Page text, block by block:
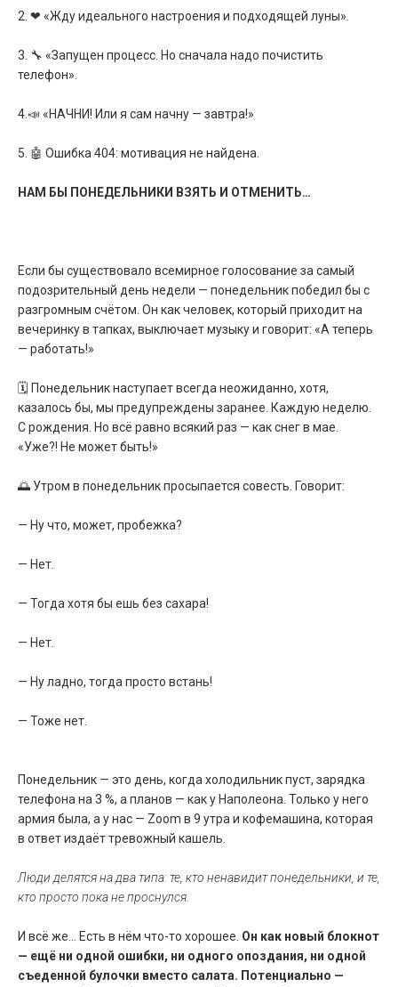
2. ❤ «Жду идеального настроения и подходящей луны».
3. 🔧 «Запущен процесс. Но сначала надо почистить
телефон».
4.📣 «НАЧНИ! Или я сам начну — завтра!»
5. 🤖 Ошибка 404: мотивация не найдена.
НАМ БЫ ПОНЕДЕЛЬНИКИ ВЗЯТЬ И ОТМЕНИТЬ…
Если бы существовало всемирное голосование за самый
подозрительный день недели — понедельник победил бы с
разгромным счётом. Он как человек, который приходит на
вечеринку в тапках, выключает музыку и говорит: «А теперь
— работать!»
🗓️ Понедельник наступает всегда неожиданно, хотя,
казалось бы, мы предупреждены заранее. Каждую неделю.
С рождения. Но всё равно всякий раз — как снег в мае.
«Уже?! Не может быть!»
🌅 Утром в понедельник просыпается совесть. Говорит:
— Ну что, может, пробежка?
— Нет.
— Тогда хотя бы ешь без сахара!
— Нет.
— Ну ладно, тогда просто встань!
— Тоже нет.
Понедельник — это день, когда холодильник пуст, зарядка
телефона на 3 %, а планов — как у Наполеона. Только у него
армия была, а у нас — Zoom в 9 утра и кофемашина, которая
в ответ издаёт тревожный кашель.
Люди делятся на два типа: те, кто ненавидит понедельники, и те,
кто просто пока не проснулся.
И всё же... Есть в нём что-то хорошее. Он как новый блокнот
— ещё ни одной ошибки, ни одного опоздания, ни одной
съеденной булочки вместо салата. Потенциально —